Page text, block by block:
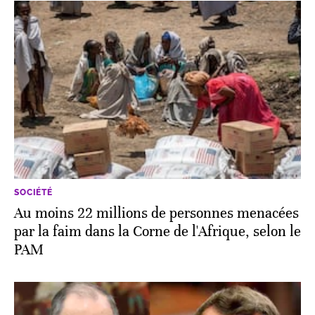
SOCIÉTÉ
Au moins 22 millions de personnes menacées
par la faim dans la Corne de l'Afrique, selon le
PAM